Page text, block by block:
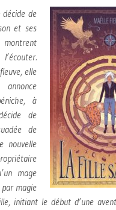
décide de
et ses
montrent
elle
à
de
de
nouvelle
mage
magie
initiant le début d’une